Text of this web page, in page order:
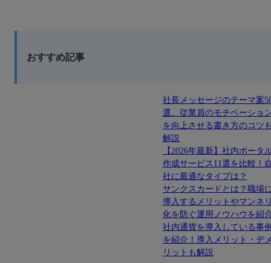
おすすめ記事
社長メッセージのテーマ案
選。従業員のモチベーショ
を向上させる書き方のコツ
解説
【2026年最新】社内ポータ
作成サービス11選を比較！
社に最適なタイプは？
サンクスカードとは？職場
導入するメリットやマンネ
化を防ぐ運用ノウハウを紹
社内通貨を導入している事
を紹介！導入メリット・デ
リットも解説